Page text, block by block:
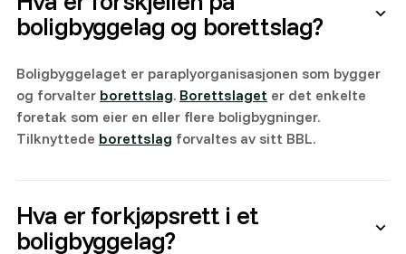
boligbyggelag og borettslag?
Boligbyggelaget er paraplyorganisasjonen som bygger
og forvalter borettslag. Borettslaget er det enkelte
foretak som eier en eller flere boligbygninger.
Tilknyttede borettslag forvaltes av sitt BBL.
Hva er forkjøpsrett i et
boligbyggelag?